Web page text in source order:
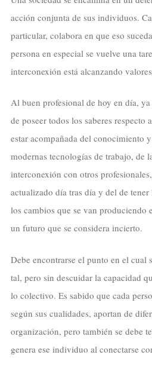
acción conjunta de sus individuos.
particular, colabora en que eso
persona en especial se vuelve una
interconexión está alcanzando
Al buen profesional de hoy en día,
de poseer todos los saberes respecto
estar acompañada del conocimiento
modernas tecnologías de trabajo, de
interconexión con otros
actualizado día tras día y del de
los cambios que se van produciendo
un futuro que se considera incierto.
Debe encontrarse el punto en el
tal, pero sin descuidar la capacidad
lo colectivo. Es sabido que cada
según sus cualidades, aportan de
organización, pero también se debe
genera ese individuo al conectarse